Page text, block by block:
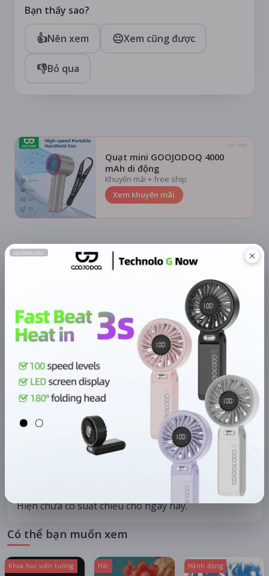
Bạn thấy sao?
👍Nên xem 😐Xem cũng được
👎Bỏ qua
TÀI TRỢ
Quạt mini GOOJODOQ 4000
mAh di động
Khuyến mãi + free ship
Xem khuyến mãi
LỊCH CHIẾU BÌNH LUẬN ĐÁNH GIÁ TIN TỨC
Hà Nội
HỆ THỐNG RẠP
Tất cả hệ thống
11/08
Thứ ba
12/08
Hiện chưa có suất chiếu cho ngày này.
Có thể bạn muốn xem
Khoa học viễn tưởng Hài Hành động